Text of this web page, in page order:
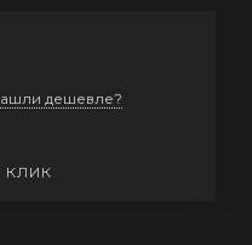
дешевле?
КЛИК